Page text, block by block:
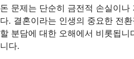
돈 문제는 단순히 금전적 손실이
다. 결혼이라는 인생의 중요한 전
할 분담에 대한 오해에서 비롯됩
니다.